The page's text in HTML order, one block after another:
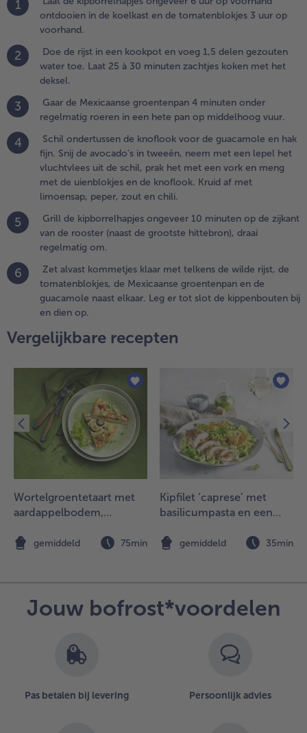
lepel
de schil,
het
een
met
af met
zout
10
op de
met
de
guacamole
elkaar.
1
ontdooien in de koelkast en de tomatenblokjes 3 uur op
voorhand.
2
Doe de rijst in een kookpot en voeg 1,5 delen gezouten
water toe. Laat 25 à 30 minuten zachtjes koken met het
deksel.
3
Gaar de Mexicaanse groentenpan 4 minuten onder
regelmatig roeren in een hete pan op middelhoog vuur.
4
Schil ondertussen de knoflook voor de guacamole en hak
fijn. Snij de avocado's in tweeën, neem met een lepel het
vluchtvlees uit de schil, prak het met een vork en meng
met de uienblokjes en de knoflook. Kruid af met
limoensap, peper, zout en chili.
5
Grill de kipborrelhapjes ongeveer 10 minuten op de zijkant
van de rooster (naast de grootste hittebron), draai
regelmatig om.
6
Zet alvast kommetjes klaar met telkens de wilde rijst, de
tomatenblokjes, de Mexicaanse groentenpan en de
guacamole naast elkaar. Leg er tot slot de kippenbouten bij
en dien op.
Vergelijkbare recepten
Wortelgroentetaart met
aardappelbodem,
citroengemiddeld 75min
Kipfilet ‘caprese’ met
basilicumpasta en een
gemiddeld 35min
Jouw bofrost*voordelen
Pas betalen bij levering Persoonlijk advies